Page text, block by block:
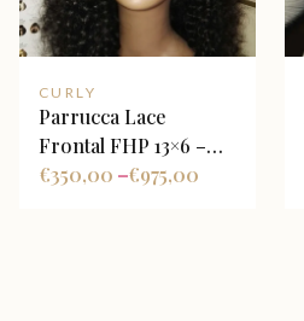
CURLY
Parrucca Lace
Frontal FHP 13×6 –
Deep Wave
350,00
€ – 975,00
€